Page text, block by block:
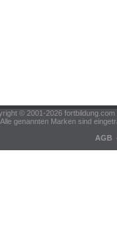
© 2001-2026
Alle genannten Marken sind
AGB